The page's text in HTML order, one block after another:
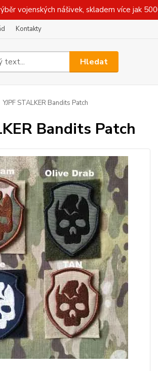
vojenských nášivek, skladem více jak
Kontakty
Hledat
YJPF STALKER Bandits Patch
Bandits Patch